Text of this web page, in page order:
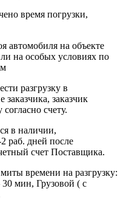
время погрузки,
автомобиля на объекте
на особых условиях по
разгрузку в
заказчик
согласно счету.
в наличии,
раб. дней после
счет Поставщика.
времени на разгрузку:
мин, Грузовой ( с